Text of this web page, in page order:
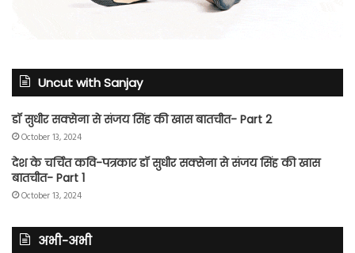
Uncut with Sanjay
डॉ सुधीर सक्सेना से संजय सिंह की खास बातचीत- Part 2
October 13, 2024
देश के चर्चित कवि-पत्रकार डॉ सुधीर सक्सेना से संजय सिंह की खास
बातचीत- Part 1
October 13, 2024
अभी-अभी